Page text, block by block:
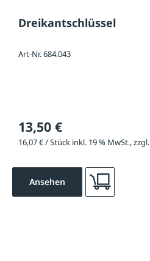
Dreikantschlüssel
Art-Nr. 684.043
13,50 €
16,07 € / Stück inkl. 19 % MwSt.,
Ansehen